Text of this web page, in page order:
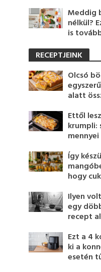
Meddig
nélkül?
is
RECEPTJEINK
Olcsó
alatt
Ettől
krumpli:
Így
hogy
Ilyen
egy
recept
Ezt a 4
ki a
esetén